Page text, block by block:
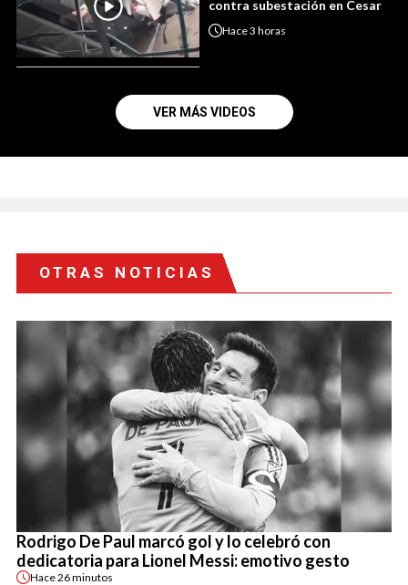
contra subestación en Cesar
Hace3 horas
VER MÁS VIDEOS
OTRAS NOTICIAS
Rodrigo De Paul marcó gol y lo celebró con
dedicatoria para Lionel Messi: emotivo gesto
Hace26 minutos